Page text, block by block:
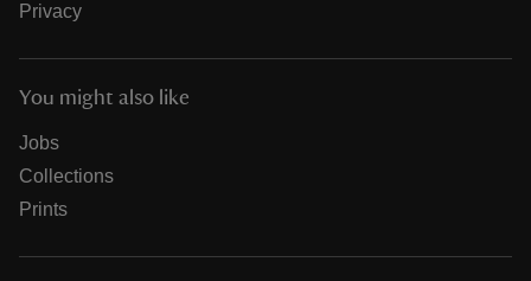
Privacy
You might also like
Jobs
Collections
Prints